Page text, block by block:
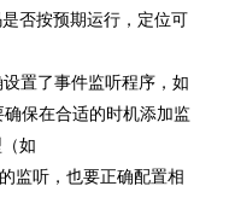
否按预期运行，定位可
置了事件监听程序，如
确保在合适的时机添加监
如
的监听，也要正确配置相